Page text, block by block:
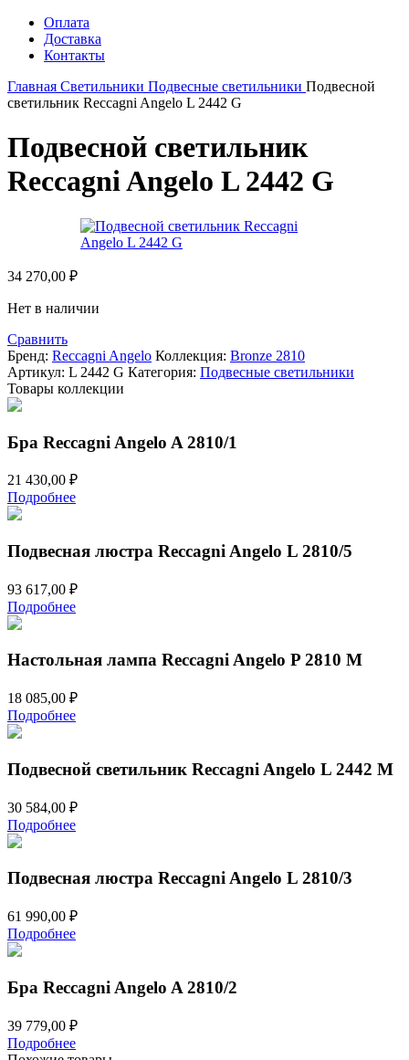
Оплата
Доставка
Контакты
Главная Светильники Подвесные светильники Подвесной
светильник Reccagni Angelo L 2442 G
Подвесной светильник
Reccagni Angelo L 2442 G
34 270,00 ₽
Нет в наличии
Сравнить
Бренд: Reccagni Angelo Коллекция: Bronze 2810
Артикул: L 2442 G Категория: Подвесные светильники
Товары коллекции
Бра Reccagni Angelo A 2810/1
21 430,00 ₽
Подробнее
Подвесная люстра Reccagni Angelo L 2810/5
93 617,00 ₽
Подробнее
Настольная лампа Reccagni Angelo P 2810 M
18 085,00 ₽
Подробнее
Подвесной светильник Reccagni Angelo L 2442 M
30 584,00 ₽
Подробнее
Подвесная люстра Reccagni Angelo L 2810/3
61 990,00 ₽
Подробнее
Бра Reccagni Angelo A 2810/2
39 779,00 ₽
Подробнее